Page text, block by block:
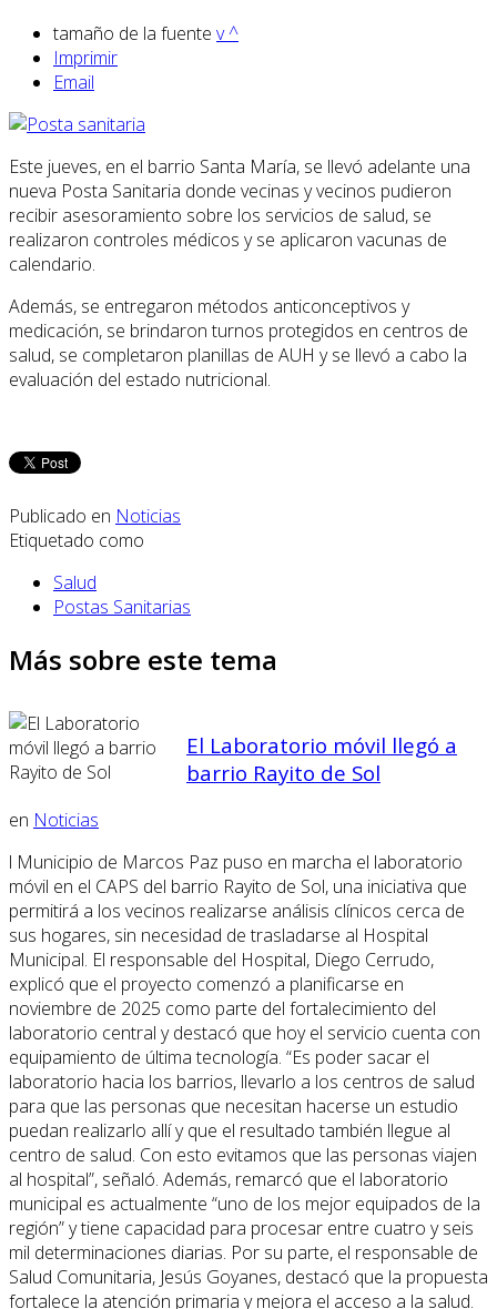
tamaño de la fuente v^
Imprimir
Email
Este jueves, en el barrio Santa María, se llevó adelante una
nueva Posta Sanitaria donde vecinas y vecinos pudieron
recibir asesoramiento sobre los servicios de salud, se
realizaron controles médicos y se aplicaron vacunas de
calendario.
Además, se entregaron métodos anticonceptivos y
medicación, se brindaron turnos protegidos en centros de
salud, se completaron planillas de AUH y se llevó a cabo la
evaluación del estado nutricional.
Publicado en Noticias
Etiquetado como
Salud
Postas Sanitarias
Más sobre este tema
El Laboratorio móvil llegó a
barrio Rayito de Sol
en Noticias
l Municipio de Marcos Paz puso en marcha el laboratorio
móvil en el CAPS del barrio Rayito de Sol, una iniciativa que
permitirá a los vecinos realizarse análisis clínicos cerca de
sus hogares, sin necesidad de trasladarse al Hospital
Municipal. El responsable del Hospital, Diego Cerrudo,
explicó que el proyecto comenzó a planificarse en
noviembre de 2025 como parte del fortalecimiento del
laboratorio central y destacó que hoy el servicio cuenta con
equipamiento de última tecnología. “Es poder sacar el
laboratorio hacia los barrios, llevarlo a los centros de salud
para que las personas que necesitan hacerse un estudio
puedan realizarlo allí y que el resultado también llegue al
centro de salud. Con esto evitamos que las personas viajen
al hospital”, señaló. Además, remarcó que el laboratorio
municipal es actualmente “uno de los mejor equipados de la
región” y tiene capacidad para procesar entre cuatro y seis
mil determinaciones diarias. Por su parte, el responsable de
Salud Comunitaria, Jesús Goyanes, destacó que la propuesta
fortalece la atención primaria y mejora el acceso a la salud.